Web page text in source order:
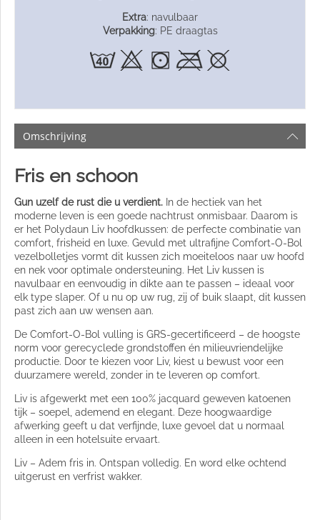
Extra: navulbaar
Verpakking: PE draagtas
Omschrijving
Fris en schoon
Gun uzelf de rust die u verdient. In de hectiek van het
moderne leven is een goede nachtrust onmisbaar. Daarom is
er het Polydaun Liv hoofdkussen: de perfecte combinatie van
comfort, frisheid en luxe. Gevuld met ultrafijne Comfort-O-Bol
vezelbolletjes vormt dit kussen zich moeiteloos naar uw hoofd
en nek voor optimale ondersteuning. Het Liv kussen is
navulbaar en eenvoudig in dikte aan te passen – ideaal voor
elk type slaper. Of u nu op uw rug, zij of buik slaapt, dit kussen
past zich aan uw wensen aan.
De Comfort-O-Bol vulling is GRS-gecertificeerd – de hoogste
norm voor gerecyclede grondstoffen én milieuvriendelijke
productie. Door te kiezen voor Liv, kiest u bewust voor een
duurzamere wereld, zonder in te leveren op comfort.
Liv is afgewerkt met een 100% jacquard geweven katoenen
tijk – soepel, ademend en elegant. Deze hoogwaardige
afwerking geeft u dat verfijnde, luxe gevoel dat u normaal
alleen in een hotelsuite ervaart.
Liv – Adem fris in. Ontspan volledig. En word elke ochtend
uitgerust en verfrist wakker.